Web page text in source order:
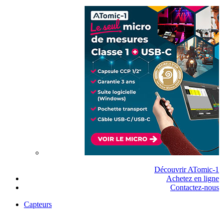
Découvrir ATomic-1
Achetez en ligne
Contactez-nous
Capteurs